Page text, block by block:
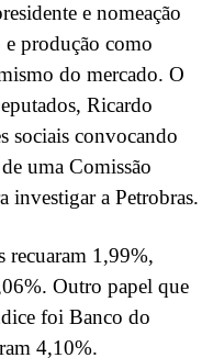
e nomeação
produção como
do mercado. O
Ricardo
sociais convocando
uma Comissão
investigar a Petrobras.
recuaram 1,99%,
Outro papel que
foi Banco do
4,10%.